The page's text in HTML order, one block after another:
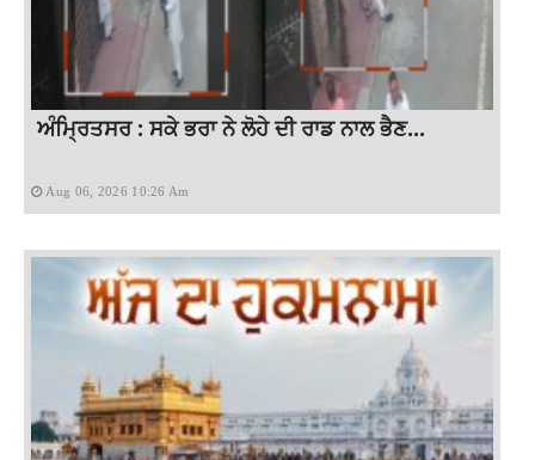
ਅੰਮ੍ਰਿਤਸਰ : ਸਕੇ ਭਰਾ ਨੇ ਲੋਹੇ ਦੀ ਰਾਡ ਨਾਲ ਭੈਣ...
Aug 06, 2026 10:26 Am